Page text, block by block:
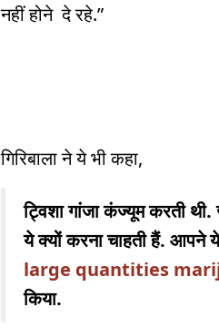
नहीं होने दे रहे.”
गिरिबाला ने ये भी कहा,
ट्विशा गांजा कंज्यूम करती
ये क्यों करना चाहती हैं. आपने
large quantities
किया.